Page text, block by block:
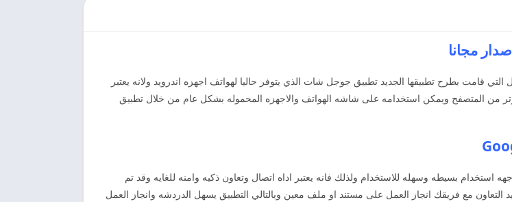
قامت بطرح تطبيقها الجديد تطبيق جوجل شات الذي يتوفر حاليا لهواتف اجهزه اندرويد ولانه يعتبر
من المتصفح ويمكن استخدامه على شاشه الهواتف والاجهزه المحموله بشكل عام من خلال تطبيق
بسيطه وسهله للاستخدام ولذلك فانه يعتبر اداه اتصال وتعاون ذكيه وامنه للغايه وقد تم
مع فريقك انجاز العمل على مستند او ملف معين وبالتالي التطبيق يسهل الدردشه وانجاز العمل